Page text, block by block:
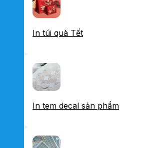
In túi quà Tết
In tem decal sản phẩm